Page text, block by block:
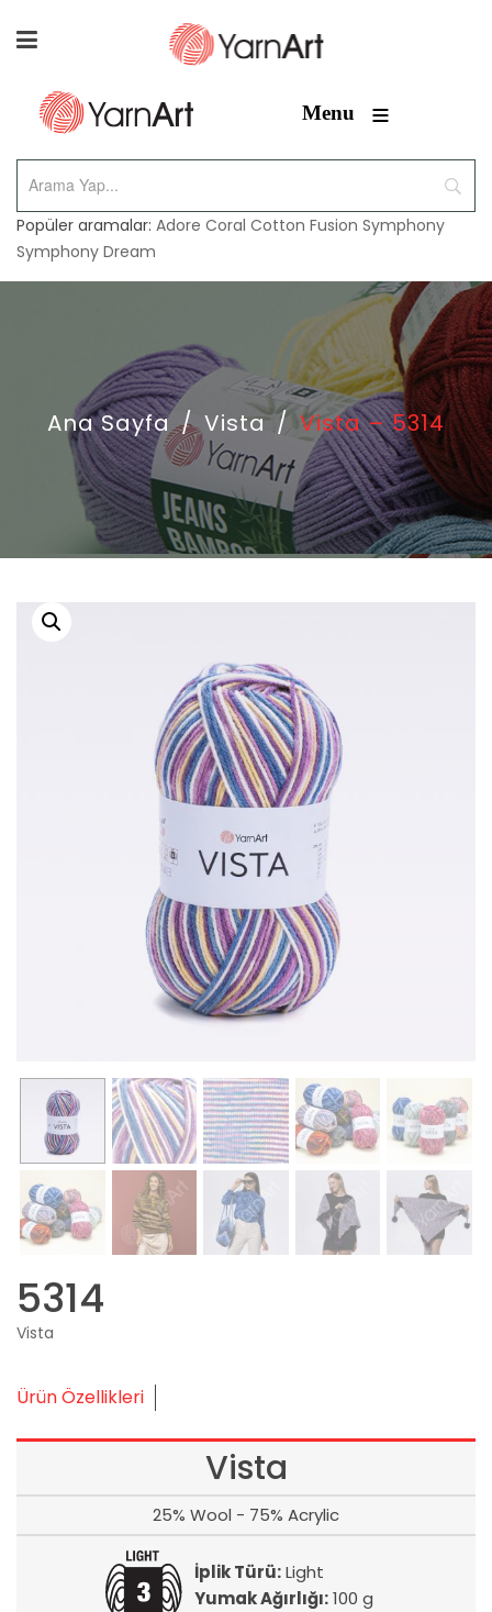
Menu ≡
Popüler aramalar: Adore Coral Cotton Fusion Symphony
Symphony Dream
Ana Sayfa / Vista / Vista – 5314
5314
Vista
Ürün Özellikleri
Vista
25% Wool - 75% Acrylic
İplik Türü:Light
Yumak Ağırlığı:100 g